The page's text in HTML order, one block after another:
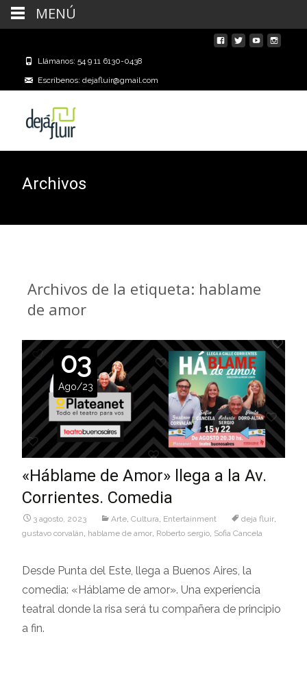
Llámanos: 54 9 11 6130-0438
Escríbenos: dejafluir@gmail.com
Archivos
Archivos de la etiqueta: hablame
de amor
03
Ago/23
«Háblame de Amor» llega a la Av.
Corrientes. Comedia
3 agosto, 2023 Arte Cultura Entertainment deja fluir
gustavo corvalán hablame de amor Roberto sergio Sofia Cancela
Desde Punta del Este, llega a Buenos Aires, la
comedia: «Háblame de amor». Una experiencia
teatral donde la risa será tu compañera de principio
a fin.
MENÚ